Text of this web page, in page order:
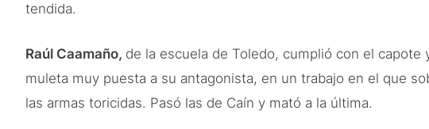
tendida.
Raúl Caamaño, de la escuela de Toledo, cumplió con el
muleta muy puesta a su antagonista, en un trabajo en el que
las armas toricidas. Pasó las de Caín y mató a la última.